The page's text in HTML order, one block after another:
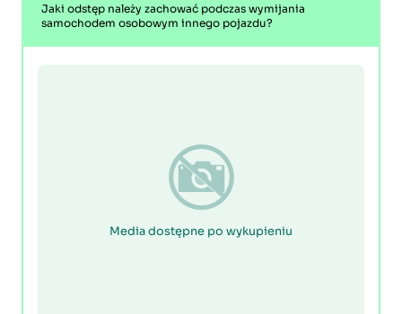
Jaki odstęp należy zachować podczas wymijania
samochodem osobowym innego pojazdu?
Media dostępne po wykupieniu